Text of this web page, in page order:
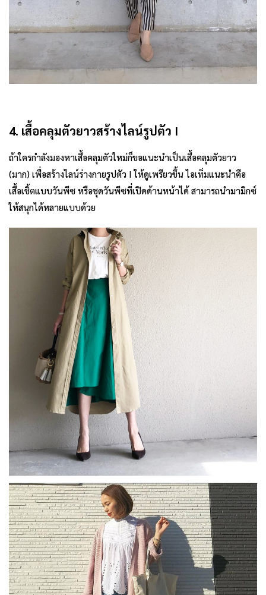
4. เสื้อคลุมตัวยาวสร้างไลน์รูปตัว I
ถ้าใครกำลังมองหาเสื้อคลุมตัวใหม่ก็ขอแนะนำเป็นเสื้อคลุมตัวยาว
(มาก) เพื่อสร้างไลน์ร่างกายรูปตัว I ให้ดูเพรียวขึ้น ไอเท็มแนะนำคือ
เสื้อเชิ้ตแบบวันพีซ หรือชุดวันพีซที่เปิดด้านหน้าได้ สามารถนำมามิกซ์
ให้สนุกได้หลายแบบด้วย